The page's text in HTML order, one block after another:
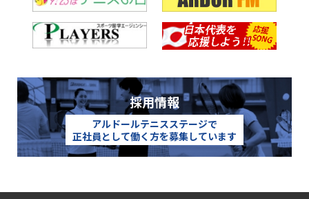
採用情報
アルドールテニスステージで
正社員として働く方を募集しています